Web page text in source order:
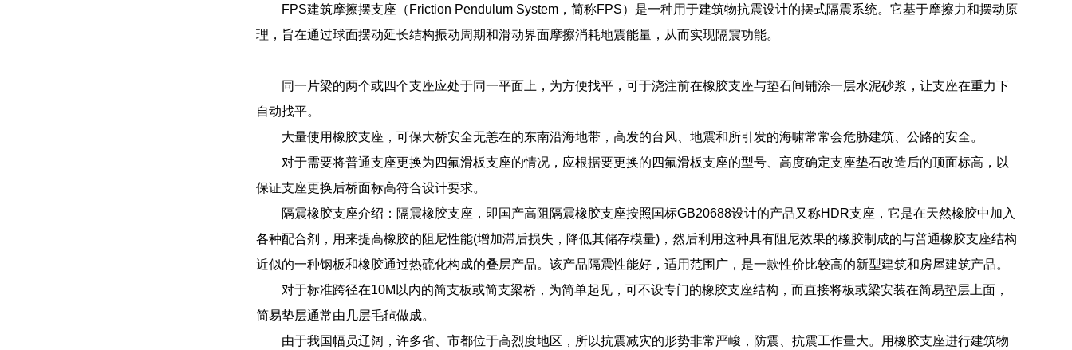
FPS建筑摩擦摆支座（Friction Pendulum System，简称FPS）是一种用于建筑物抗震设计的摆式隔震系统。它基于摩擦力和摆动原
理，旨在通过球面摆动延长结构振动周期和滑动界面摩擦消耗地震能量，从而实现隔震功能。
同一片梁的两个或四个支座应处于同一平面上，为方便找平，可于浇注前在橡胶支座与垫石间铺涂一层水泥砂浆，让支座在重力下
自动找平。
大量使用橡胶支座，可保大桥安全无恙在的东南沿海地带，高发的台风、地震和所引发的海啸常常会危胁建筑、公路的安全。
对于需要将普通支座更换为四氟滑板支座的情况，应根据要更换的四氟滑板支座的型号、高度确定支座垫石改造后的顶面标高，以
保证支座更换后桥面标高符合设计要求。
隔震橡胶支座介绍：隔震橡胶支座，即国产高阻隔震橡胶支座按照国标GB20688设计的产品又称HDR支座，它是在天然橡胶中加入
各种配合剂，用来提高橡胶的阻尼性能(增加滞后损失，降低其储存模量)，然后利用这种具有阻尼效果的橡胶制成的与普通橡胶支座结构
近似的一种钢板和橡胶通过热硫化构成的叠层产品。该产品隔震性能好，适用范围广，是一款性价比较高的新型建筑和房屋建筑产品。
对于标准跨径在10M以内的简支板或简支梁桥，为简单起见，可不设专门的橡胶支座结构，而直接将板或梁安装在简易垫层上面，
简易垫层通常由几层毛毡做成。
由于我国幅员辽阔，许多省、市都位于高烈度地区，所以抗震减灾的形势非常严峻，防震、抗震工作量大。用橡胶支座进行建筑物